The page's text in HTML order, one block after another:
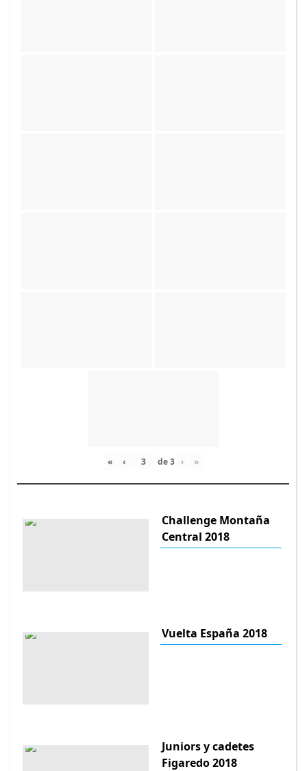
« ‹ de3 › »
Challenge Montaña
Central 2018
Vuelta España 2018
Juniors y cadetes
Figaredo 2018